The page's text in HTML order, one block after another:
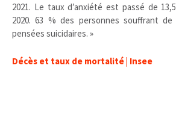
2021. Le taux d’anxiété est passé de
2020. 63 % des personnes souffrant
pensées suicidaires. »
Décès et taux de mortalité | Insee